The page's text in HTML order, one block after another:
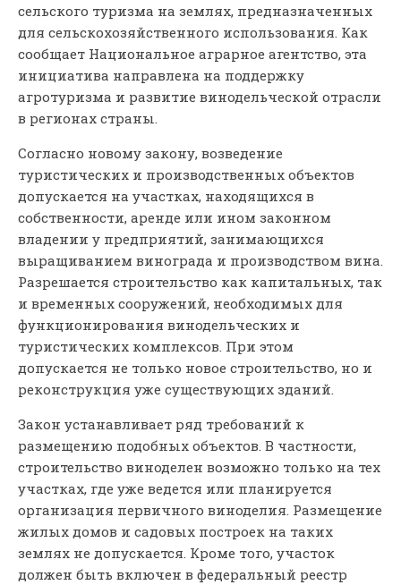
сельского туризма на землях, предназначенных
для сельскохозяйственного использования. Как
сообщает Национальное аграрное агентство, эта
инициатива направлена на поддержку
агротуризма и развитие винодельческой отрасли
в регионах страны.
Согласно новому закону, возведение
туристических и производственных объектов
допускается на участках, находящихся в
собственности, аренде или ином законном
владении у предприятий, занимающихся
выращиванием винограда и производством вина.
Разрешается строительство как капитальных, так
и временных сооружений, необходимых для
функционирования винодельческих и
туристических комплексов. При этом
допускается не только новое строительство, но и
реконструкция уже существующих зданий.
Закон устанавливает ряд требований к
размещению подобных объектов. В частности,
строительство виноделен возможно только на тех
участках, где уже ведется или планируется
организация первичного виноделия. Размещение
жилых домов и садовых построек на таких
землях не допускается. Кроме того, участок
должен быть включен в федеральный реестр